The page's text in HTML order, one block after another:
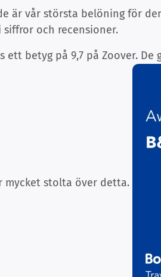
är vår största belöning för
siffror och recensioner.
ett betyg på 9,7 på Zoover.
mycket stolta över detta.